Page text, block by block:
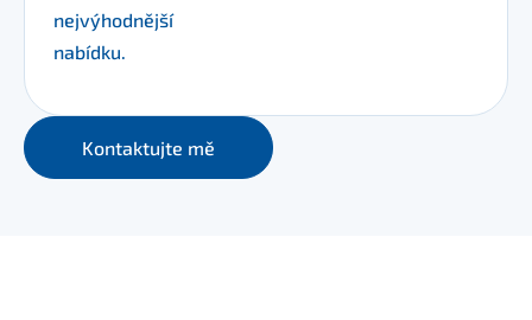
nejvýhodnější
nabídku.
Kontaktujte mě